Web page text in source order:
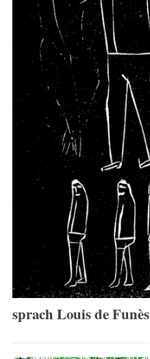
sprach Louis de Funès